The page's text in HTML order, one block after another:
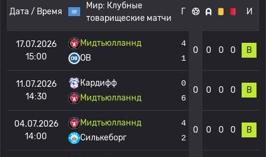
Дата / Время
Мир: Клубные
товарищеские матчи
Г И
17.07.2026
15:00
Мидтьюлланнд
OB
4
1
0 0 0 0 В
11.07.2026
14:30
Кардифф
Мидтьюлланнд
0
6
0 0 0 0 В
04.07.2026
14:00
Мидтьюлланнд
Силькеборг
4
2
0 0 0 0 В